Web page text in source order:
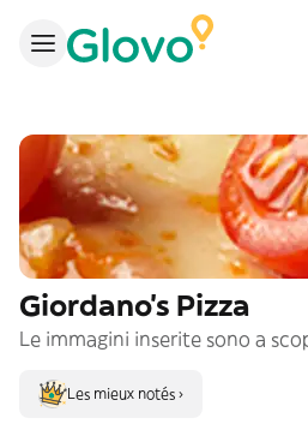
Giordano's Pizza
Les mieux notés ›